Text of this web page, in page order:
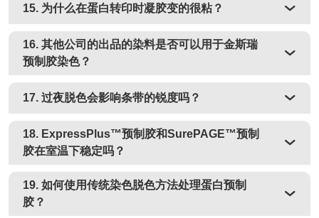
15. 为什么在蛋白转印时凝胶变的很粘？
16. 其他公司的出品的染料是否可以用于金斯瑞
预制胶染色？
17. 过夜脱色会影响条带的锐度吗？
18. ExpressPlus™预制胶和SurePAGE™预制
胶在室温下稳定吗？
19. 如何使用传统染色脱色方法处理蛋白预制
胶？